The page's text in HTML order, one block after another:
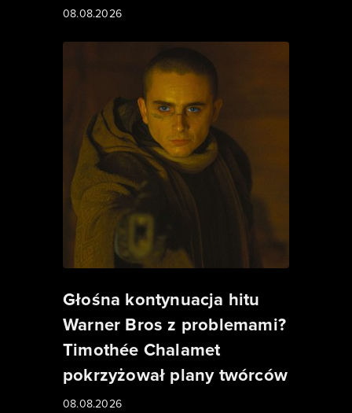
08.08.2026
Głośna kontynuacja hitu
Warner Bros z problemami?
Timothée Chalamet
pokrzyżował plany twórców
08.08.2026